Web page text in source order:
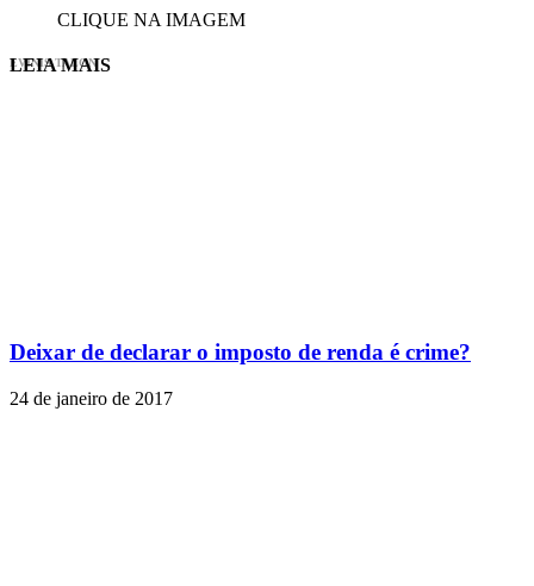
CLIQUE NA IMAGEM
EVINIS TALON
LEIA MAIS
Deixar de declarar o imposto de renda é crime?
24 de janeiro de 2017